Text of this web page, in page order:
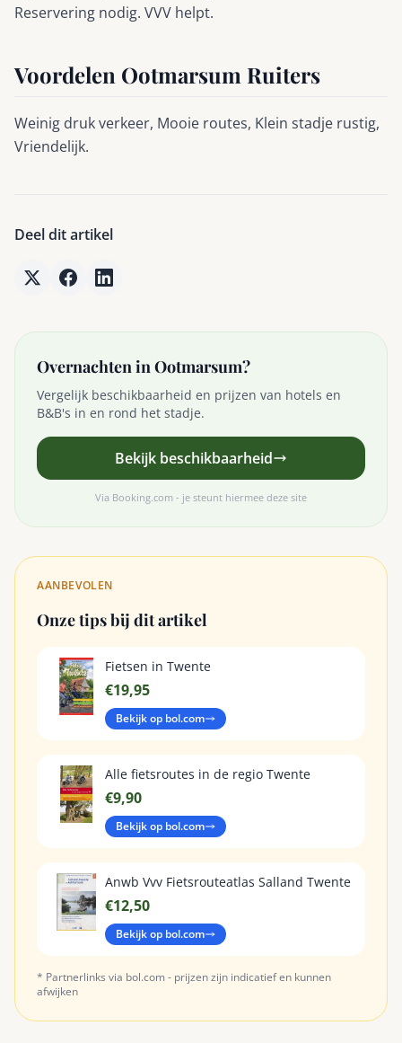
Reservering nodig. VVV helpt.
Voordelen Ootmarsum Ruiters
Weinig druk verkeer, Mooie routes, Klein stadje rustig,
Vriendelijk.
Deel dit artikel
Overnachten in Ootmarsum?
Vergelijk beschikbaarheid en prijzen van hotels en
B&B's in en rond het stadje.
Bekijk beschikbaarheid
Via Booking.com - je steunt hiermee deze site
AANBEVOLEN
Onze tips bij dit artikel
Fietsen in Twente
€19,95
Bekijk op bol.com
Alle fietsroutes in de regio Twente
€9,90
Bekijk op bol.com
Anwb Vvv Fietsrouteatlas Salland Twente
€12,50
Bekijk op bol.com
* Partnerlinks via bol.com - prijzen zijn indicatief en kunnen
afwijken